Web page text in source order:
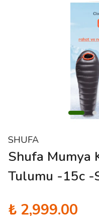
SHUFA
Shufa Mumya
Tulumu -15c -
₺ 2,999.00